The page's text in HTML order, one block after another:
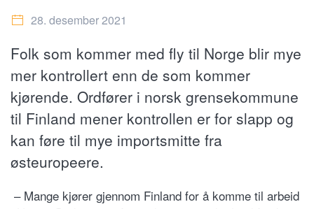
28. desember 2021
Folk som kommer med fly til Norge blir mye
mer kontrollert enn de som kommer
kjørende. Ordfører i norsk grensekommune
til Finland mener kontrollen er for slapp og
kan føre til mye importsmitte fra
østeuropeere.
– Mange kjører gjennom Finland for å komme til arbeid